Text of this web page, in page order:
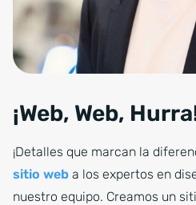
¡Web, Web,
¡Detalles que marcan la
sitio web a los expertos en
nuestro equipo. Creamos un